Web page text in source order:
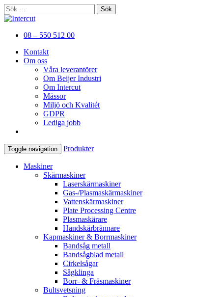
Sök
efter:
Intercut
Er kompletta leverantör av
08 – 550 512 00
Kontakt
Om oss
Våra leverantörer
Om Beijer Industri
Om Intercut
Mässor
Miljö och Kvalitét
GDPR
Lediga jobb
Toggle navigation Produkter
Maskiner
Skärmaskiner
Laserskärmaskiner
Gas-/Plasmaskärmaskiner
Vattenskärmaskiner
Plate Processing Centre
Plasmaskärare
Handskärbrännare
Kapmaskiner & Borrmaskiner
Bandsåg metall
Bandsågblad metall
Cirkelsågar
Sågklinga
Borr- & Fräsmaskiner
Bultsvetsning